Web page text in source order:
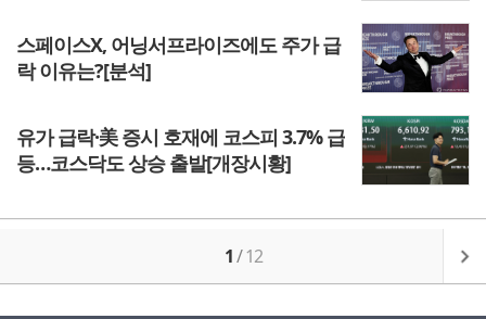
스페이스X, 어닝서프라이즈에도 주가 급
락 이유는?[분석]
유가 급락·美 증시 호재에 코스피 3.7% 급
등…코스닥도 상승 출발[개장시황]
1/12